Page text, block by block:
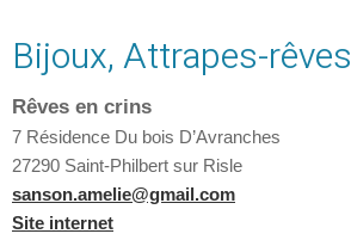
Bijoux, Attrapes-rêves
Rêves en crins
7 Résidence Du bois D’Avranches
27290 Saint-Philbert sur Risle
sanson.amelie@gmail.com
Site internet